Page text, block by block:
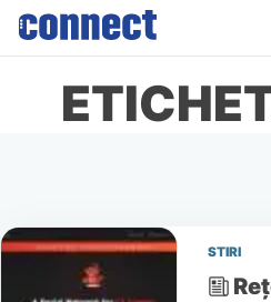
Skip
content
STIRI